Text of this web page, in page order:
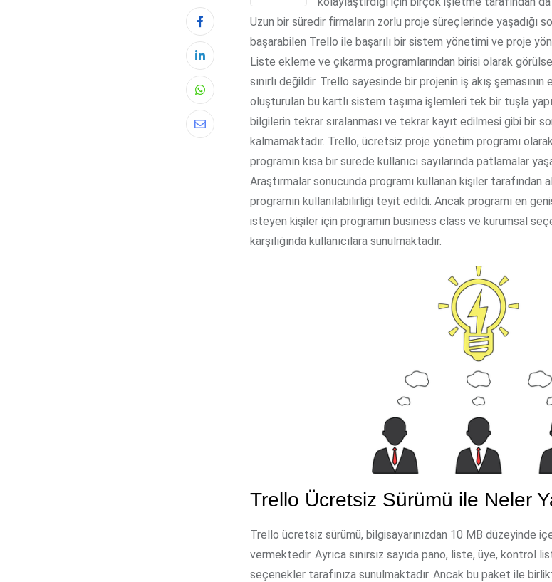
Whatsapp
Share
Uzun bir süredir firmaların zorlu proje süreçlerinde yaşadığı
başarabilen Trello ile başarılı bir sistem yönetimi ve proje
Liste ekleme ve çıkarma programlarından birisi olarak
sınırlı değildir. Trello sayesinde bir projenin iş akış
oluşturulan bu kartlı sistem taşıma işlemleri tek bir tuşla
bilgilerin tekrar sıralanması ve tekrar kayıt edilmesi gibi bir
kalmamaktadır. Trello, ücretsiz proje yönetim programı
programın kısa bir sürede kullanıcı sayılarında patlamalar
Araştırmalar sonucunda programı kullanan kişiler tarafından
programın kullanılabilirliği teyit edildi. Ancak programı en
isteyen kişiler için programın business class ve kurumsal
karşılığında kullanıcılara sunulmaktadır.
Trello Ücretsiz Sürümü ile Neler
Trello ücretsiz sürümü, bilgisayarınızdan 10 MB düzeyinde
vermektedir. Ayrıca sınırsız sayıda pano, liste, üye, kontrol
seçenekler tarafınıza sunulmaktadır. Ancak bu paket ile